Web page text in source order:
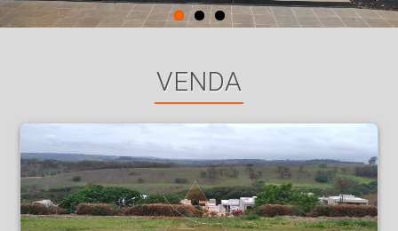
VENDA